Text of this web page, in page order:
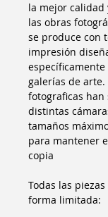
la mejor calidad
las obras
se produce con
impresión
galerías de arte.
fotograficas han
distintas
tamaños
para mantener
copia
Todas las
forma limitada: